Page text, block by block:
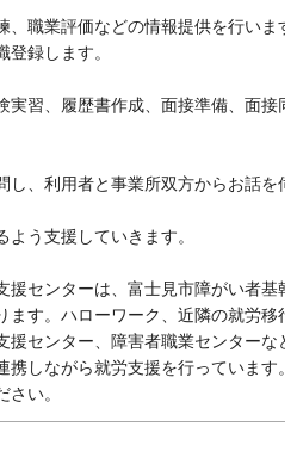
、職業評価などの情報提供を行いま
登録します。
実習、履歴書作成、面接準備、面接
し、利用者と事業所双方からお話を
よう支援していきます。
援センターは、富士見市障がい者基
ます。ハローワーク、近隣の就労移
援センター、障害者職業センターな
携しながら就労支援を行っています。
さい。